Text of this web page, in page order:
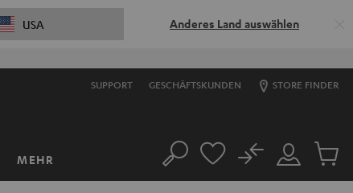
USA Anderes Land auswählen
SUPPORT GESCHÄFTSKUNDEN STORE FINDER
MEHR Suche
Mein
Konto
No
Artikel